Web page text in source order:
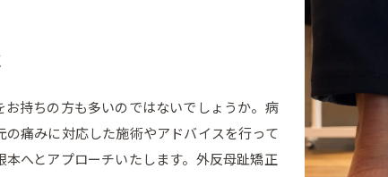
持ちの方も多いのではないでしょうか。病
痛みに対応した施術やアドバイスを行って
へとアプローチいたします。外反母趾矯正